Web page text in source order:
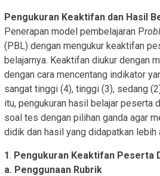
Pengukuran Keaktifan dan Hasil
Penerapan model pembelajaran P
(PBL) dengan mengukur keaktifan
belajarnya. Keaktifan diukur dengan
dengan cara mencentang indikator
sangat tinggi (4), tinggi (3), sedang
itu, pengukuran hasil belajar peserta
soal tes dengan pilihan ganda agar
didik dan hasil yang didapatkan lebih
1. Pengukuran Keaktifan Peserta
a. Penggunaan Rubrik